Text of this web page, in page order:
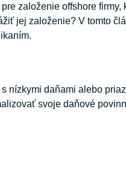
založenie offshore
jej založenie? V tomto
nízkymi daňami alebo
svoje daňové